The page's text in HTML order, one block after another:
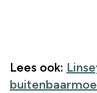
Lees ook: